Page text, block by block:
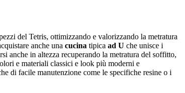
del Tetris, ottimizzando e valorizzando la metratura
anche una cucina tipica ad U che unisce i
anche in altezza recuperando la metratura del soffitto,
e materiali classici e look più moderni e
di facile manutenzione come le specifiche resine o i